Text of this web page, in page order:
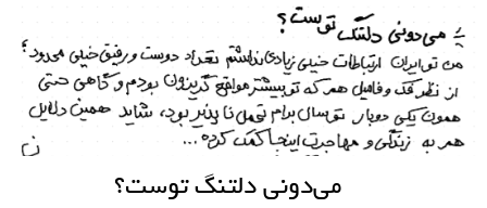
می‌دونی دلتنگ توست؟